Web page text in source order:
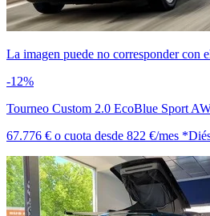
La imagen puede no corresponder con
-12%
Tourneo Custom 2.0 EcoBlue Sport
67.776 € o cuota desde 822 €/mes *